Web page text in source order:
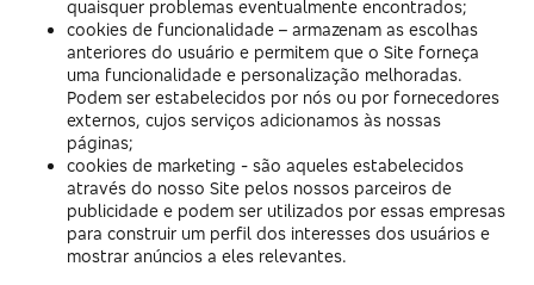
quaisquer problemas eventualmente encontrados;
cookies de funcionalidade – armazenam as escolhas
anteriores do usuário e permitem que o Site forneça
uma funcionalidade e personalização melhoradas.
Podem ser estabelecidos por nós ou por fornecedores
externos, cujos serviços adicionamos às nossas
páginas;
cookies de marketing - são aqueles estabelecidos
através do nosso Site pelos nossos parceiros de
publicidade e podem ser utilizados por essas empresas
para construir um perfil dos interesses dos usuários e
mostrar anúncios a eles relevantes.